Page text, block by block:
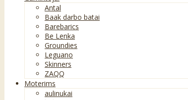
Antal
Baak darbo batai
Barebarics
Be Lenka
Groundies
Leguano
Skinners
ZAQQ
Moterims
aulinukai